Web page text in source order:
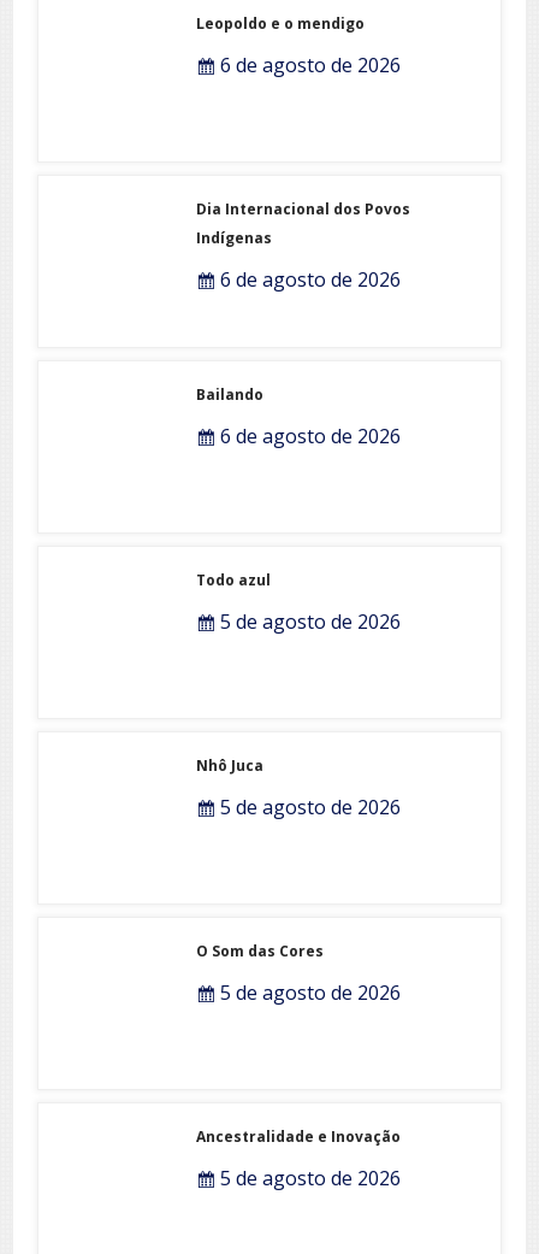
Leopoldo e o mendigo
6 de agosto de 2026
Dia Internacional dos Povos
Indígenas
6 de agosto de 2026
Bailando
6 de agosto de 2026
Todo azul
5 de agosto de 2026
Nhô Juca
5 de agosto de 2026
O Som das Cores
5 de agosto de 2026
Ancestralidade e Inovação
5 de agosto de 2026